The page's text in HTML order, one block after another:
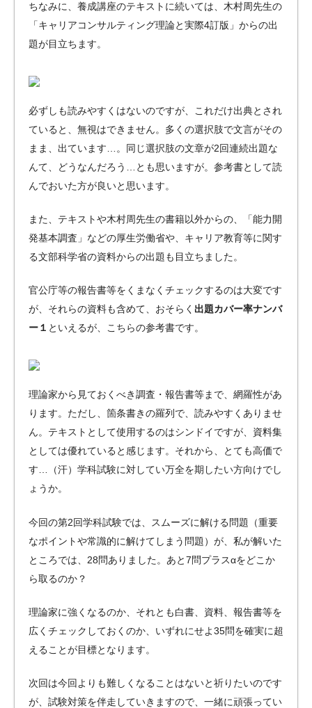
ちなみに、養成講座のテキストに続いては、木村周先生の
「キャリアコンサルティング理論と実際4訂版」からの出
題が目立ちます。
必ずしも読みやすくはないのですが、これだけ出典とされ
ていると、無視はできません。多くの選択肢で文言がその
まま、出ています…。同じ選択肢の文章が2回連続出題な
んて、どうなんだろう…とも思いますが。参考書として読
んでおいた方が良いと思います。
また、テキストや木村周先生の書籍以外からの、「能力開
発基本調査」などの厚生労働省や、キャリア教育等に関す
る文部科学省の資料からの出題も目立ちました。
官公庁等の報告書等をくまなくチェックするのは大変です
が、それらの資料も含めて、おそらく 出題カバー率ナンバ
ー１ といえるが、こちらの参考書です。
理論家から見ておくべき調査・報告書等まで、網羅性があ
ります。ただし、箇条書きの羅列で、読みやすくありませ
ん。テキストとして使用するのはシンドイですが、資料集
としては優れていると感じます。それから、とても高価で
す…（汗）学科試験に対してい万全を期したい方向けでし
ょうか。
今回の第2回学科試験では、スムーズに解ける問題（重要
なポイントや常識的に解けてしまう問題）が、私が解いた
ところでは、28問ありました。あと7問プラスαをどこか
ら取るのか？
理論家に強くなるのか、それとも白書、資料、報告書等を
広くチェックしておくのか、いずれにせよ35問を確実に超
えることが目標となります。
次回は今回よりも難しくなることはないと祈りたいのです
が、試験対策を伴走していきますので、一緒に頑張ってい